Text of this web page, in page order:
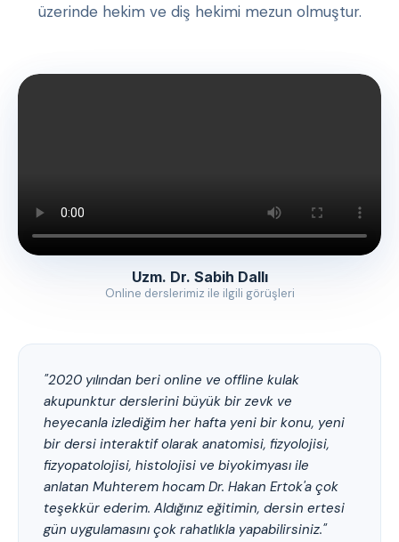
üzerinde hekim ve diş hekimi mezun olmuştur.
Uzm. Dr. Sabih Dallı
Online derslerimiz ile ilgili görüşleri
"2020 yılından beri online ve offline kulak
akupunktur derslerini büyük bir zevk ve
heyecanla izlediğim her hafta yeni bir konu, yeni
bir dersi interaktif olarak anatomisi, fizyolojisi,
fizyopatolojisi, histolojisi ve biyokimyası ile
anlatan Muhterem hocam Dr. Hakan Ertok'a çok
teşekkür ederim. Aldığınız eğitimin, dersin ertesi
gün uygulamasını çok rahatlıkla yapabilirsiniz."